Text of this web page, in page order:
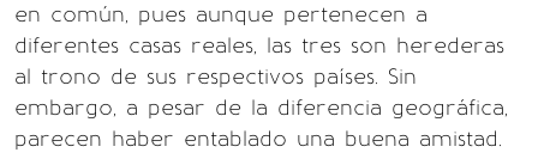
en común, pues aunque pertenecen a
diferentes casas reales, las tres son herederas
al trono de sus respectivos países. Sin
embargo, a pesar de la diferencia geográfica,
parecen haber entablado una buena amistad.